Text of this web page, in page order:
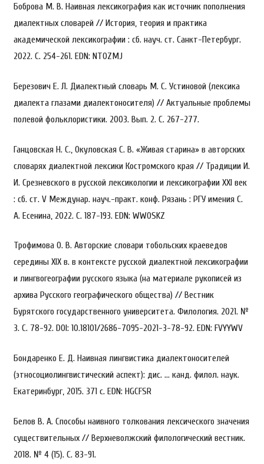
Боброва М. В. Наивная лексикография как источник пополнения
диалектных словарей // История, теория и практика
академической лексикографии : сб. науч. ст. Санкт-Петербург.
2022. С. 254-261. EDN: NTOZMJ
Березович Е. Л. Диалектный словарь М. С. Устиновой (лексика
диалекта глазами диалектоносителя) // Актуальные проблемы
полевой фольклористики. 2003. Вып. 2. С. 267-277.
Ганцовская Н. С., Окуловская С. В. «Живая старина» в авторских
словарях диалектной лексики Костромского края // Традиции И.
И. Срезневского в русской лексикологии и лексикографии XXI век
: сб. ст. V Междунар. науч.-практ. конф. Рязань : РГУ имения С.
А. Есенина, 2022. С. 187-193. EDN: WWOSKZ
Трофимова О. В. Авторские словари тобольских краеведов
середины XIX в. в контексте русской диалектной лексикографии
и лингвогеографии русского языка (на материале рукописей из
архива Русского географического общества) // Вестник
Бурятского государственного университета. Филология. 2021. №
3. С. 78-92. DOI: 10.18101/2686-7095-2021-3-78-92. EDN: FVYYWV
Бондаренко Е. Д. Наивная лингвистика диалектоносителей
(этносоциолингвистический аспект): дис. … канд. филол. наук.
Екатеринбург, 2015. 371 с. EDN: HGCFSR
Белов В. А. Способы наивного толкования лексического значения
существительных // Верхневолжский филологический вестник.
2018. № 4 (15). С. 83-91.